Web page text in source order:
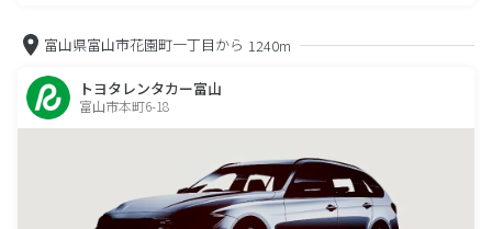
富山県富山市花園町一丁目から 1240m
トヨタレンタカー富山
富山市本町6-18